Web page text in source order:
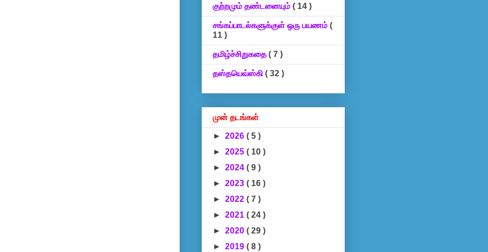
குற்றமும் தண்டனையும் ( 14 )
சங்கப்பாடல்களுக்குள் ஒரு பயணம் (
11 )
தமிழ்ச்சிறுகதை( 7 )
தஸ்தயெவ்ஸ்கி ( 32 )
முன் தடங்கள்
► 2026 ( 5 )
► 2025 ( 10 )
► 2024 ( 9 )
► 2023 ( 16 )
► 2022 ( 7 )
► 2021 ( 24 )
► 2020 ( 29 )
► 2019 ( 8 )